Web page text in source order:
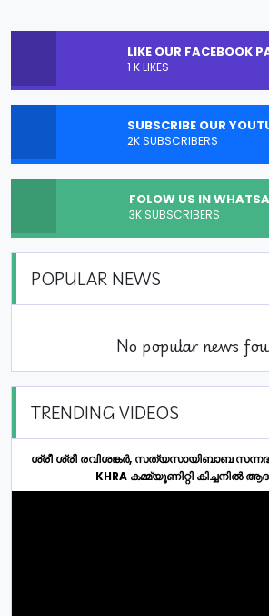
LIKE OUR FACEBOOK
1 K LIKES
SUBSCRIBE OUR
2K SUBSCRIBERS
FOLOW US IN
3K SUBSCRIBERS
POPULAR NEWS
No popular news
TRENDING VIDEOS
ശ്രീ ശ്രീ രവിശങ്കർ, സത്യസായിബാബ
KHRA കമ്മ്യൂണിറ്റി കിച്ചനിൽ